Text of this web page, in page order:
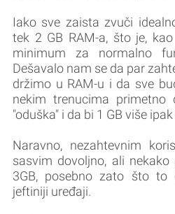
Iako sve zaista zvuči
tek 2 GB RAM-a, što je,
minimum za normalno
Dešavalo nam se da par
držimo u RAM-u i da sve
nekim trenucima
"oduška" i da bi 1 GB više
Naravno, nezahtevnim
sasvim dovoljno, ali
3GB, posebno zato što
jeftiniji uređaji.